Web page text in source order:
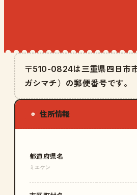
〒510-0824は三重県四日市
ガシマチ）の郵便番号です。
◉ 住所情報
都道府県名
ミエケン